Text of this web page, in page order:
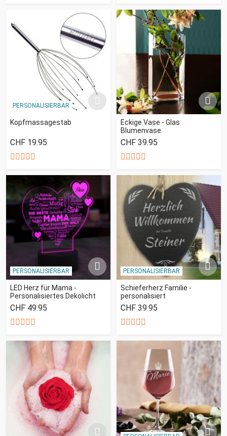
PERSONALISIERBAR
Kopfmassagestab
CHF 19.95
Eckige Vase - Glas
Blumenvase
CHF 39.95
PERSONALISIERBAR
LED Herz für Mama -
Personalisiertes Dekolicht
CHF 49.95
PERSONALISIERBAR
Schieferherz Familie -
personalisiert
CHF 39.95